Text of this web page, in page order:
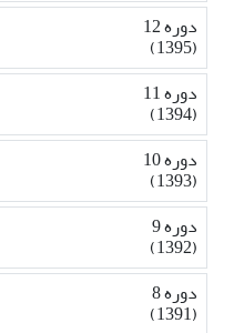
دوره 12
(1395)
دوره 11
(1394)
دوره 10
(1393)
دوره 9
(1392)
دوره 8
(1391)